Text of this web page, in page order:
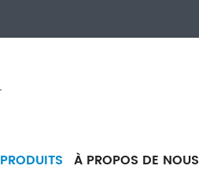
PRODUITS À PROPOS DE NOUS